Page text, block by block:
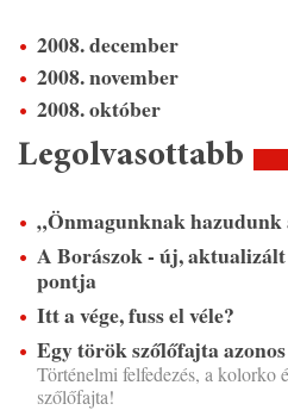
2008. december
2008. november
2008. október
Legolvasottabb
„Önmagunknak
A Borászok - új, aktualizált
pontja
Itt a vége, fuss el véle?
Egy török szőlőfajta
Történelmi felfedezés, a kolorko
szőlőfajta!